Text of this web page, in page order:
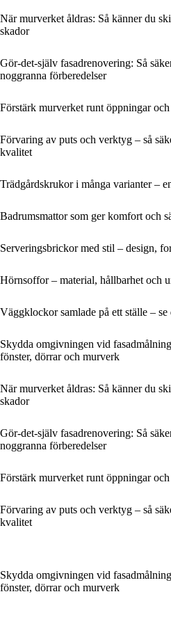
När murverket åldras: Så känner du
skador
Gör-det-själv fasadrenovering: Så
noggranna förberedelser
Förstärk murverket runt öppningar
Förvaring av puts och verktyg – så
kvalitet
Trädgårdskrukor i många varianter –
Badrumsmattor som ger komfort och
Serveringsbrickor med stil – design,
Hörnsoffor – material, hållbarhet och
Väggklockor samlade på ett ställe –
Skydda omgivningen vid
fönster, dörrar och murverk
När murverket åldras: Så känner du
skador
Gör-det-själv fasadrenovering: Så
noggranna förberedelser
Förstärk murverket runt öppningar
Förvaring av puts och verktyg – så
kvalitet
Skydda omgivningen vid
fönster, dörrar och murverk